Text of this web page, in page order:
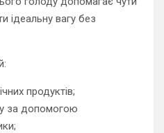
ідеальну вагу без
продуктів;
за допомогою